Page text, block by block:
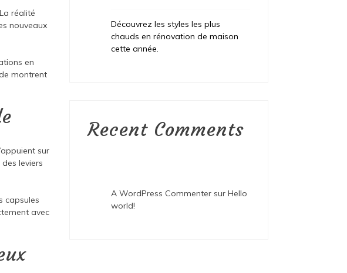
réalité
nouveaux
en
montrent
sur
leviers
capsules
avec
Découvrez les styles les plus
chauds en rénovation de maison
cette année.
Recent Comments
A WordPress Commenter surHello
world!